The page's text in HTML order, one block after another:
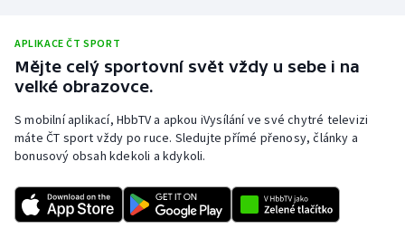
Cyklistika
DALŠÍ SPORTY
Americký fotbal
Baseball a softbal
NEPŘEHLÉDNĚTE
Soutěže
APLIKACE ČT SPORT
Mějte celý sportovní svět vždy u sebe i na
velké obrazovce.
S mobilní aplikací, HbbTV a apkou iVysílání ve své chytré televizi
máte ČT sport vždy po ruce. Sledujte přímé přenosy, články a
bonusový obsah kdekoli a kdykoli.